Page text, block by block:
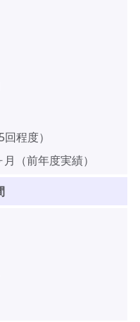
程度）
（前年度実績）